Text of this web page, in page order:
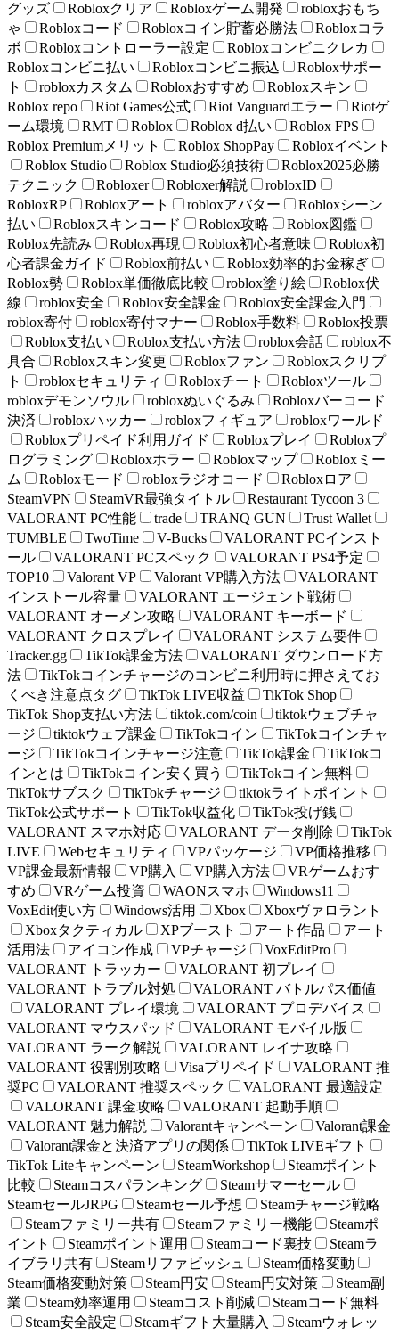
グッズ
Robloxクリア Robloxゲーム開発
robloxおもち
ゃ
Robloxコード Robloxコイン貯蓄必勝法
Robloxコラ
ボ
Robloxコントローラー設定
Robloxコンビニクレカ
Robloxコンビニ払い
Robloxコンビニ振込
Robloxサポー
ト
robloxカスタム Robloxおすすめ
Robloxスキン
Roblox repo
Riot Games公式 Riot Vanguardエラー
Riotゲ
ーム環境
RMT Roblox Roblox d払い
Roblox FPS
Roblox Premiumメリット
Roblox ShopPay
Robloxイベント
Roblox Studio
Roblox Studio必須技術
Roblox2025必勝
テクニック
Robloxer Robloxer解説
robloxID
RobloxRP
Robloxアート robloxアバター
Robloxシーン
払い
Robloxスキンコード Roblox攻略
Roblox図鑑
Roblox先読み
Roblox再現 Roblox初心者意味
Roblox初
心者課金ガイド
Roblox前払い
Roblox効率的お金稼ぎ
Roblox勢
Roblox単価徹底比較 roblox塗り絵
Roblox伏
線
roblox安全 Roblox安全課金
Roblox安全課金入門
roblox寄付
roblox寄付マナー Roblox手数料
Roblox投票
Roblox支払い
Roblox支払い方法 roblox会話
roblox不
具合
Robloxスキン変更 Robloxファン
Robloxスクリプ
ト
robloxセキュリティ Robloxチート
Robloxツール
robloxデモンソウル
robloxぬいぐるみ
Robloxバーコード
決済
robloxハッカー robloxフィギュア
robloxワールド
Robloxプリペイド利用ガイド
Robloxプレイ
Robloxプ
ログラミング
Robloxホラー Robloxマップ
Robloxミー
ム
Robloxモード robloxラジオコード
Robloxロア
SteamVPN
SteamVR最強タイトル
Restaurant Tycoon 3
VALORANT PC性能
trade TRANQ GUN
Trust Wallet
TUMBLE
TwoTime V-Bucks
VALORANT PCインスト
ール
VALORANT PCスペック
VALORANT PS4予定
TOP10
Valorant VP Valorant VP購入方法
VALORANT
インストール容量
VALORANT エージェント戦術
VALORANT オーメン攻略
VALORANT キーボード
VALORANT クロスプレイ
VALORANT システム要件
Tracker.gg
TikTok課金方法
VALORANT ダウンロード方
法
TikTokコインチャージのコンビニ利用時に押さえてお
くべき注意点タグ
TikTok LIVE収益
TikTok Shop
TikTok Shop支払い方法
tiktok.com/coin
tiktokウェブチャ
ージ
tiktokウェブ課金 TikTokコイン
TikTokコインチャ
ージ
TikTokコインチャージ注意 TikTok課金
TikTokコ
インとは
TikTokコイン安く買う
TikTokコイン無料
TikTokサブスク
TikTokチャージ
tiktokライトポイント
TikTok公式サポート
TikTok収益化
TikTok投げ銭
VALORANT スマホ対応
VALORANT データ削除
TikTok
LIVE
Webセキュリティ VPパッケージ
VP価格推移
VP課金最新情報
VP購入 VP購入方法
VRゲームおす
すめ
VRゲーム投資 WAONスマホ
Windows11
VoxEdit使い方
Windows活用 Xbox
Xboxヴァロラント
Xboxタクティカル
XPブースト アート作品
アート
活用法
アイコン作成 VPチャージ
VoxEditPro
VALORANT トラッカー
VALORANT 初プレイ
VALORANT トラブル対処
VALORANT バトルパス価値
VALORANT プレイ環境
VALORANT プロデバイス
VALORANT マウスパッド
VALORANT モバイル版
VALORANT ラーク解説
VALORANT レイナ攻略
VALORANT 役割別攻略
Visaプリペイド
VALORANT 推
奨PC
VALORANT 推奨スペック
VALORANT 最適設定
VALORANT 課金攻略
VALORANT 起動手順
VALORANT 魅力解説
Valorantキャンペーン
Valorant課金
Valorant課金と決済アプリの関係
TikTok LIVEギフト
TikTok Liteキャンペーン
SteamWorkshop
Steamポイント
比較
Steamコスパランキング
Steamサマーセール
SteamセールJRPG
Steamセール予想
Steamチャージ戦略
Steamファミリー共有
Steamファミリー機能
Steamポ
イント
Steamポイント運用 Steamコード裏技
Steamラ
イブラリ共有
Steamリファビッシュ
Steam価格変動
Steam価格変動対策
Steam円安 Steam円安対策
Steam副
業
Steam効率運用 Steamコスト削減
Steamコード無料
Steam安全設定
Steamギフト大量購入
Steamウォレッ